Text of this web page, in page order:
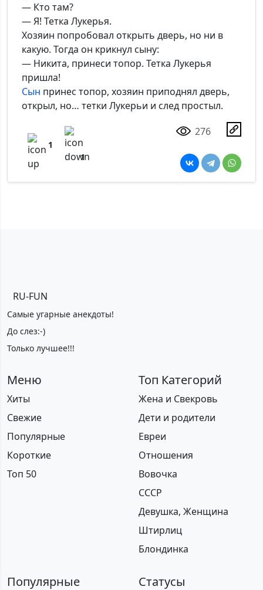
— Кто там?
— Я! Тетка Лукерья.
Хозяин попробовал открыть дверь, но ни в
какую. Тогда он крикнул сыну:
— Никита, принеси топор. Тетка Лукерья
пришла!
Сын принес топор, хозяин приподнял дверь,
открыл, но… тетки Лукерьи и след простыл.
1
1
276
RU-FUN
Самые угарные анекдоты!
До слез:-)
Только лучшее!!!
Меню
Хиты
Свежие
Популярные
Короткие
Топ 50
Топ Категорий
Жена и Свекровь
Дети и родители
Евреи
Отношения
Вовочка
СССР
Девушка, Женщина
Штирлиц
Блондинка
Популярные Статусы